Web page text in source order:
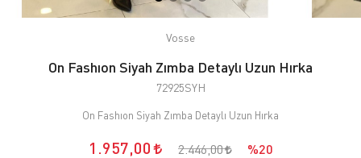
Vosse
On Fashıon Siyah Zımba Detaylı Uzun Hırka
72925SYH
On Fashıon Siyah Zımba Detaylı Uzun Hırka
1.957,00 2.446,00 %20